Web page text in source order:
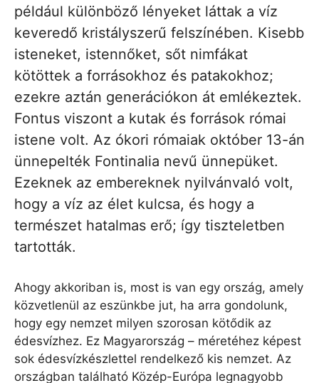
például különböző lényeket láttak a víz
keveredő kristályszerű felszínében. Kisebb
isteneket, istennőket, sőt nimfákat
kötöttek a forrásokhoz és patakokhoz;
ezekre aztán generációkon át emlékeztek.
Fontus viszont a kutak és források római
istene volt. Az ókori rómaiak október 13-án
ünnepelték Fontinalia nevű ünnepüket.
Ezeknek az embereknek nyilvánvaló volt,
hogy a víz az élet kulcsa, és hogy a
természet hatalmas erő; így tiszteletben
tartották.
Ahogy akkoriban is, most is van egy ország, amely
közvetlenül az eszünkbe jut, ha arra gondolunk,
hogy egy nemzet milyen szorosan kötődik az
édesvízhez. Ez Magyarország – méretéhez képest
sok édesvízkészlettel rendelkező kis nemzet. Az
országban található Közép-Európa legnagyobb